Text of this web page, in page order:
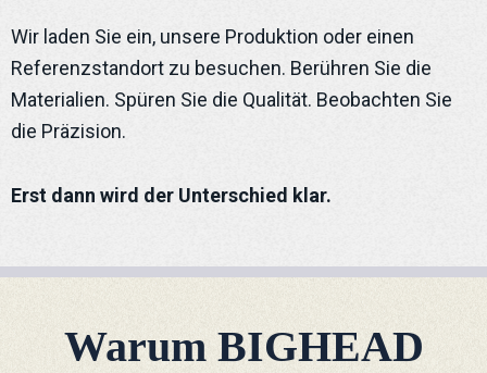
Wir laden Sie ein, unsere Produktion oder einen
Referenzstandort zu besuchen. Berühren Sie die
Materialien. Spüren Sie die Qualität. Beobachten Sie
die Präzision.
Erst dann wird der Unterschied klar.
Warum BIGHEAD